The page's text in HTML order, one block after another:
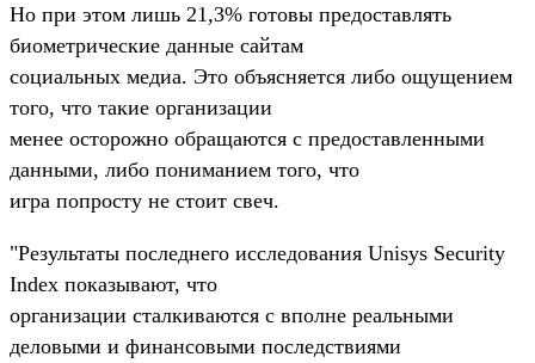
Но при этом лишь 21,3% готовы предоставлять
биометрические данные сайтам
социальных медиа. Это объясняется либо ощущением
того, что такие организации
менее осторожно обращаются с предоставленными
данными, либо пониманием того, что
игра попросту не стоит свеч.
"Результаты последнего исследования Unisys Security
Index показывают, что
организации сталкиваются с вполне реальными
деловыми и финансовыми последствиями